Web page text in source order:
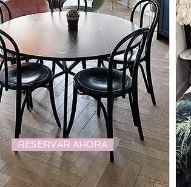
RESERVAR AHORA